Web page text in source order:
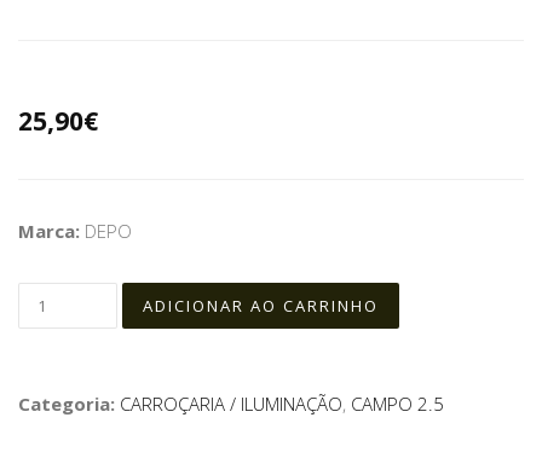
25,90€
Marca: DEPO
Categoria: CARROÇARIA / ILUMINAÇÃO, CAMPO 2.5